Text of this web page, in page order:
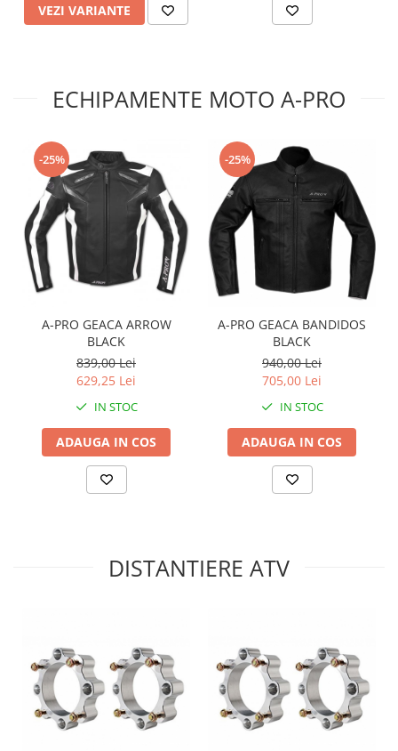
VEZI VARIANTE
ECHIPAMENTE MOTO A-PRO
-25%
A-PRO GEACA ARROW
BLACK
839,00 Lei
629,25 Lei
IN STOC
ADAUGA IN COS
-25%
A-PRO GEACA BANDIDOS
BLACK
940,00 Lei
705,00 Lei
IN STOC
ADAUGA IN COS
DISTANTIERE ATV